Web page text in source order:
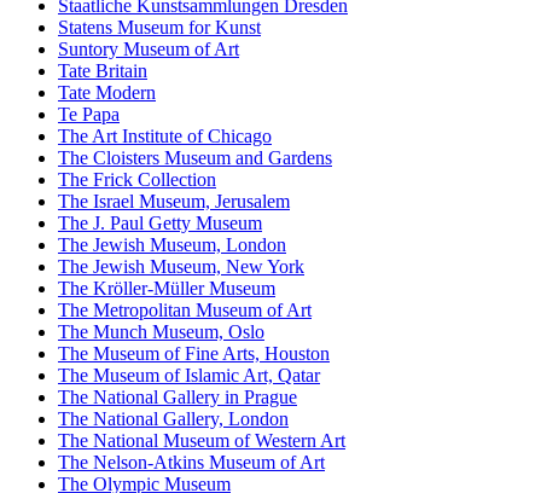
Staatliche Kunstsammlungen Dresden
Statens Museum for Kunst
Suntory Museum of Art
Tate Britain
Tate Modern
Te Papa
The Art Institute of Chicago
The Cloisters Museum and Gardens
The Frick Collection
The Israel Museum, Jerusalem
The J. Paul Getty Museum
The Jewish Museum, London
The Jewish Museum, New York
The Kröller-Müller Museum
The Metropolitan Museum of Art
The Munch Museum, Oslo
The Museum of Fine Arts, Houston
The Museum of Islamic Art, Qatar
The National Gallery in Prague
The National Gallery, London
The National Museum of Western Art
The Nelson-Atkins Museum of Art
The Olympic Museum